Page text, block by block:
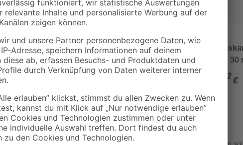
toom
Sicherungsmuttern Ø
5 mm
0,19
toom
Sechskantschrauben
M5 x 20 mm verzinkt
DIN 558
0,19
M5 x
DIN 558
22€
Unsere Sechskantschrauben in Qualität von toom